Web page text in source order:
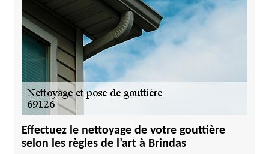
Effectuez le nettoyage de votre gouttière
selon les règles de l’art à Brindas